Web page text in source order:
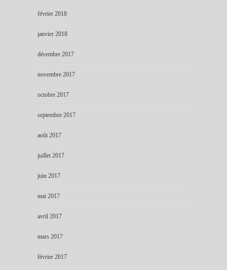
février 2018
janvier 2018
décembre 2017
novembre 2017
octobre 2017
septembre 2017
août 2017
juillet 2017
juin 2017
mai 2017
avril 2017
mars 2017
février 2017